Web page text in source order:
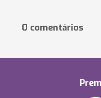
0 comentários